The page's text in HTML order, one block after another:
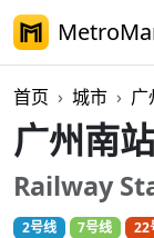
首页 城市 广
广州南
Railway
2号线 7号线 22